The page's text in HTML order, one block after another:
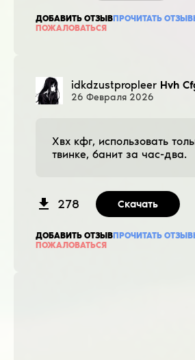
ДОБАВИТЬ ОТЗЫВПРОЧИТАТЬ
ПОЖАЛОВАТЬСЯ
idkdzustpropleer Hvh
26 Февраля 2026
Хвх кфг, использовать
твинке, банит за час-два.
278 Скачать
ДОБАВИТЬ ОТЗЫВПРОЧИТАТЬ
ПОЖАЛОВАТЬСЯ